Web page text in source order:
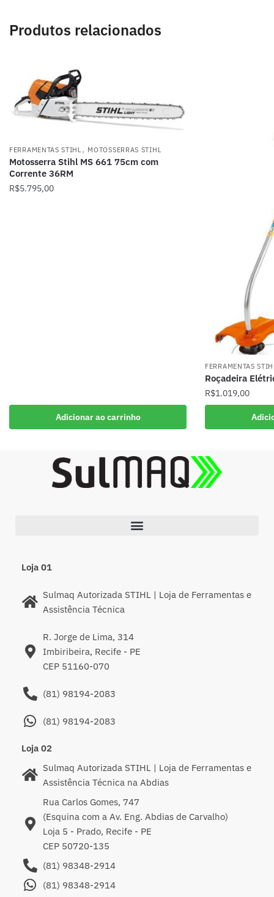
Produtos relacionados
FERRAMENTAS STIHL, MOTOSSERRAS STIHL
Motosserra Stihl MS 661 75cm com
Corrente 36RM
R$5.795,00
Adicionar ao carrinho
FERRAMENTAS
Roçadeira
R$1.019,00
Loja 01
Sulmaq Autorizada STIHL | Loja de Ferramentas e
Assistência Técnica
R. Jorge de Lima, 314
Imbiribeira, Recife - PE
CEP 51160-070
(81) 98194-2083
(81) 98194-2083
Loja 02
Sulmaq Autorizada STIHL | Loja de Ferramentas e
Assistência Técnica na Abdias
Rua Carlos Gomes, 747
(Esquina com a Av. Eng. Abdias de Carvalho)
Loja 5 - Prado, Recife - PE
CEP 50720-135
(81) 98348-2914
(81) 98348-2914